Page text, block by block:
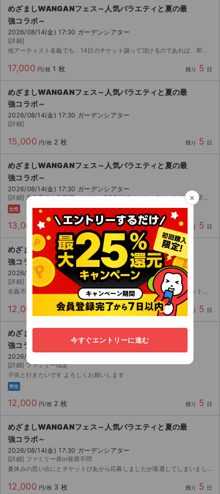
めざましWANGANフェス～人気バラエティと夏の最
強コラボ～
2026/08/14(金) 17:30 ガーデンシアター
[詳細]
他アーティスト名義でも、14日のチケット譲って頂けるのであれば、即決致します。 宜しくお願いいたします。
17,000 円/枚 1 枚 残り 5 日
めざましWANGANフェス～人気バラエティと夏の最
強コラボ～
2026/08/14(金) 17:30 ガーデンシアター
[詳細]
15,000 円/枚 2 枚 残り 5 日
めざましWANGANフェス～人気バラエティと夏の最
強コラボ～
2026/08/14(金) 17:30 ガーデンシアター
[詳細] 天井席でも座席問いません。FC先行ではなく、チケットぴあ希望です。
女性
13,000 円/枚 2 枚 残り 5 日
めざましWANGANフェス～人気バラエティと夏の最
強コラボ～
2026/08/14(金) 17:30 ガーデンシアター
[詳細] WithU先行求
名義不問にしてますが身分確認あると心配です その辺詳しい方コメントください
12,000 2 枚 残り 5 日
めざましWANGANフェス～人気バラエティと夏の最
強コラボ～
2026/08/14(金) 17:30 ガーデンシアター
[詳細] ファミリー指定
子供と行きたいです よろしくお願いします
男性
12,000 円/枚 2 枚 残り 5 日
めざましWANGANフェス～人気バラエティと夏の最
強コラボ～
2026/08/14(金) 17:30 ガーデンシアター
[詳細] ファミリー席or座席不問
夏休みの思い出にとチケットぴあから応募しましたが落選してしまいました。 一般発売も頑張りましたが取れませんでした… ファミリー席（大人1、子供2）もしくは席問いません。 宜しくお願い致します。
12,000 円/枚 3 枚 残り 5 日
×
今すぐエントリーに進む